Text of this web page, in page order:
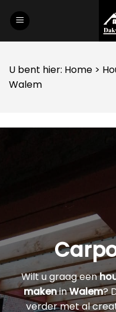
U bent hier: Home >
Walem
Wilt u graag een
makeninWalem?
verder met al